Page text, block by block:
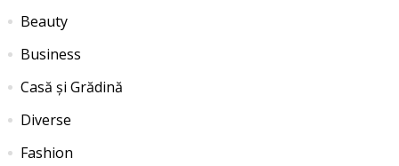
Beauty
Business
Casă și Grădină
Diverse
Fashion